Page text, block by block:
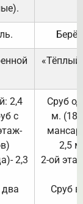
«Тёплый
2,4
с
2,3
два
Сруб
м. (18
2,5
2-ой
Сруб